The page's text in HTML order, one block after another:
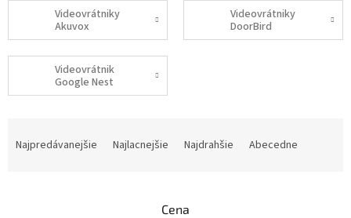
Videovrátniky
Akuvox
Videovrátniky
DoorBird
Videovrátnik
Google Nest
Najpredávanejšie Najlacnejšie Najdrahšie Abecedne
Cena